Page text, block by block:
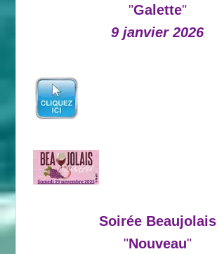
"Galette"
9 janvier 2026
Soirée Beaujolais
"Nouveau"